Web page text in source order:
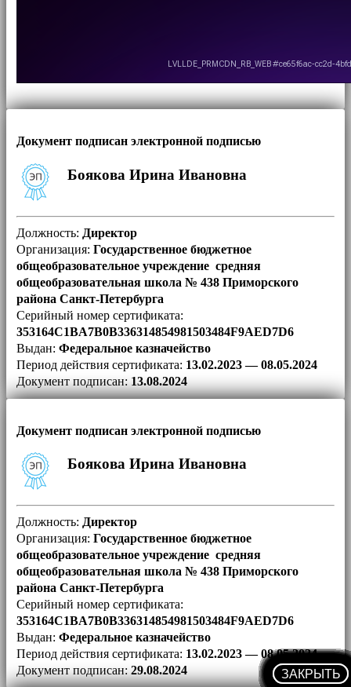
ЗАКРЫТЬ
ЗАКРЫТЬ
ЗАКРЫТЬ
ЗАКРЫТЬ
ЗАКРЫТЬ
ЗАКРЫТЬ
ЗАКРЫТЬ
ЗАКРЫТЬ
ЗАКРЫТЬ
ЗАКРЫТЬ
ЗАКРЫТЬ
ЗАКРЫТЬ
ЗАКРЫТЬ
ЗАКРЫТЬ
ЗАКРЫТЬ
ЗАКРЫТЬ
ЗАКРЫТЬ
ЗАКРЫТЬ
ЗАКРЫТЬ
ЗАКРЫТЬ
ЗАКРЫТЬ
Документ подписан электронной подписью
Боякова Ирина Ивановна
Должность: Директор
Организация: Государственное бюджетное
общеобразовательное учреждение средняя
общеобразовательная школа № 438 Приморского
района Санкт-Петербурга
Серийный номер сертификата:
353164C1BA7B0B336314854981503484F9AED7D6
Выдан: Федеральное казначейство
Период действия сертификата: 13.02.2023 — 08.05.2024
Документ подписан: 13.08.2024
ЗАКРЫТЬ
Документ подписан электронной подписью
Боякова Ирина Ивановна
Должность: Директор
Организация: Государственное бюджетное
общеобразовательное учреждение средняя
общеобразовательная школа № 438 Приморского
района Санкт-Петербурга
Серийный номер сертификата:
353164C1BA7B0B336314854981503484F9AED7D6
Выдан: Федеральное казначейство
Период действия сертификата: 13.02.2023 — 08.05.2024
Документ подписан: 29.08.2024 ЗАКРЫТЬ
ЗАКРЫТЬ
ЗАКРЫТЬ
ЗАКРЫТЬ
ЗАКРЫТЬ
ЗАКРЫТЬ
ЗАКРЫТЬ
ЗАКРЫТЬ
ЗАКРЫТЬ
ЗАКРЫТЬ
ЗАКРЫТЬ
ЗАКРЫТЬ
ЗАКРЫТЬ
ЗАКРЫТЬ
ЗАКРЫТЬ
ЗАКРЫТЬ
ЗАКРЫТЬ
ЗАКРЫТЬ
ЗАКРЫТЬ
ЗАКРЫТЬ
ЗАКРЫТЬ
ЗАКРЫТЬ
ЗАКРЫТЬ
ЗАКРЫТЬ
ЗАКРЫТЬ
ЗАКРЫТЬ
ЗАКРЫТЬ
ЗАКРЫТЬ
ЗАКРЫТЬ
ЗАКРЫТЬ
ЗАКРЫТЬ
ЗАКРЫТЬ
ЗАКРЫТЬ
ЗАКРЫТЬ
ЗАКРЫТЬ
ЗАКРЫТЬ
ЗАКРЫТЬ
ЗАКРЫТЬ
ЗАКРЫТЬ
ЗАКРЫТЬ
ЗАКРЫТЬ
ЗАКРЫТЬ
ЗАКРЫТЬ
ЗАКРЫТЬ
ЗАКРЫТЬ
ЗАКРЫТЬ